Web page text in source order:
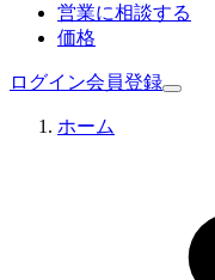
営業に相談する
価格
ログイン会員登録
ホーム